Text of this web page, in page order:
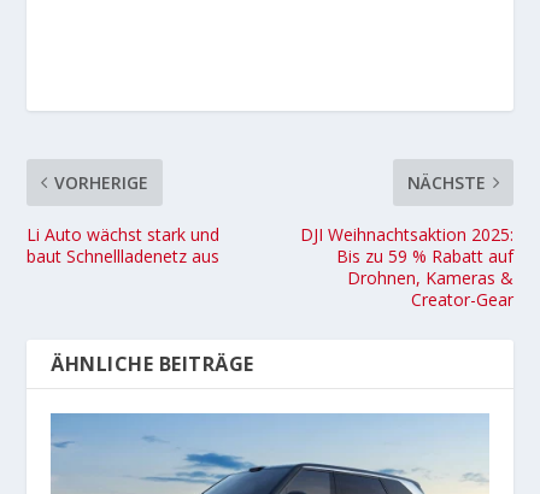
VORHERIGE
Li Auto wächst stark und
baut Schnellladenetz aus
NÄCHSTE
DJI Weihnachtsaktion 2025:
Bis zu 59 % Rabatt auf
Drohnen, Kameras &
Creator-Gear
ÄHNLICHE BEITRÄGE